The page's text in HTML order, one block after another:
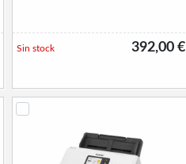
392,00 €
Sin stock